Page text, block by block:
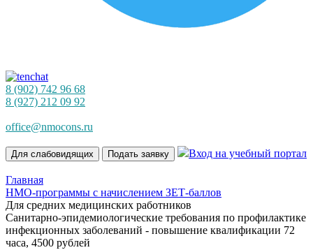
8 (902) 742 96 68
8 (927) 212 09 92
office@nmocons.ru
Для слабовидящих Подать заявку Вход на учебный портал
Главная
НМО-программы с начислением ЗЕТ-баллов
Для средних медицинских работников
Санитарно-эпидемиологические требования по профилактике
инфекционных заболеваний - повышение квалификации 72
часа, 4500 рублей